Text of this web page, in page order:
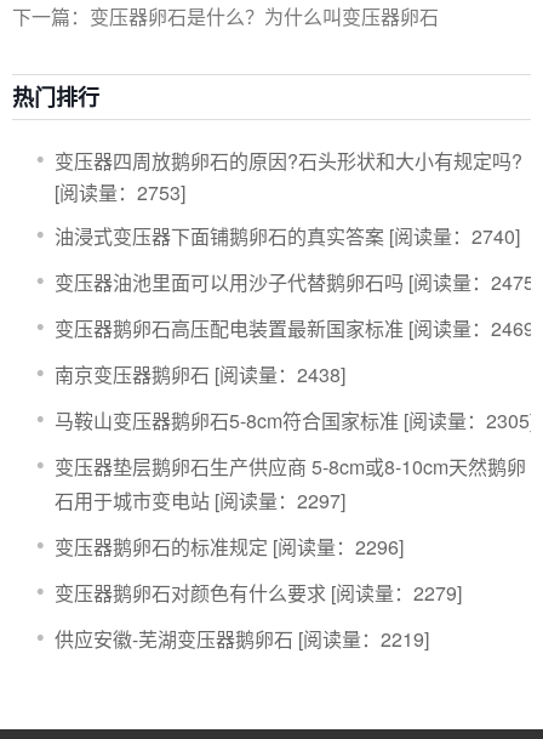
下一篇：变压器卵石是什么？为什么叫变压器卵石
热门排行
​变压器四周放鹅卵石的原因?石头形状和大小有规定吗?
[阅读量：2753]
​油浸式变压器下面铺鹅卵石的真实答案 [阅读量：2740]
变压器油池里面可以用沙子代替鹅卵石吗 [阅读量：2475]
变压器鹅卵石高压配电装置最新国家标准 [阅读量：2469]
南京变压器鹅卵石 [阅读量：2438]
马鞍山变压器鹅卵石5-8cm符合国家标准 [阅读量：2305]
​变压器垫层鹅卵石生产供应商 5-8cm或8-10cm天然鹅卵
石用于城市变电站 [阅读量：2297]
变压器鹅卵石的标准规定 [阅读量：2296]
变压器鹅卵石对颜色有什么要求 [阅读量：2279]
​供应安徽-芜湖变压器鹅卵石 [阅读量：2219]